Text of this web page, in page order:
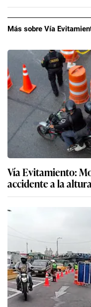
Más sobre Vía
Vía Evitamiento:
accidente a la